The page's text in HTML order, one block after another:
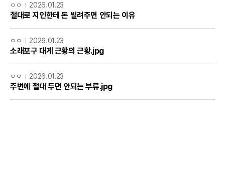
ㅇㅇ 2026.01.23
절대로 지인한테 돈 빌려주면 안되는 이유
ㅇㅇ 2026.01.23
소래포구 대게 근황의 근황.jpg
ㅇㅇ 2026.01.23
주변에 절대 두면 안되는 부류.jpg